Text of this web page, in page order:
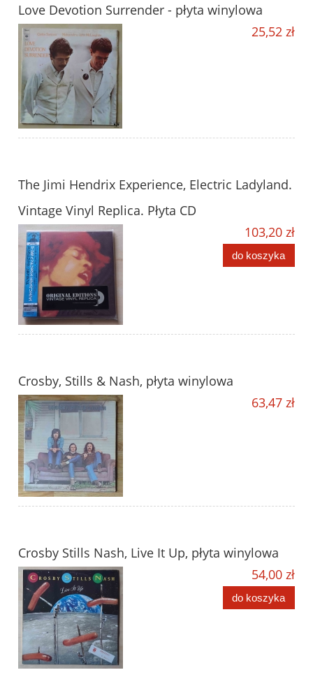
Love Devotion Surrender - płyta winylowa
25,52 zł
The Jimi Hendrix Experience, Electric Ladyland.
Vintage Vinyl Replica. Płyta CD
103,20 zł
do koszyka
Crosby, Stills & Nash, płyta winylowa
63,47 zł
Crosby Stills Nash, Live It Up, płyta winylowa
54,00 zł
do koszyka